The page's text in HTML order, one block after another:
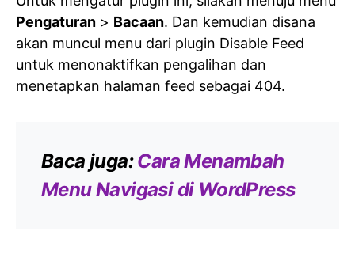
Pengaturan > Bacaan. Dan kemudian disana
akan muncul menu dari plugin Disable Feed
untuk menonaktifkan pengalihan dan
menetapkan halaman feed sebagai 404.
Baca juga:Cara Menambah
Menu Navigasi di WordPress